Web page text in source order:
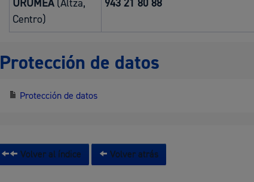
URUMEA(Altza,
Centro)
943 21 80 88
Protección de datos
Protección de datos
Volver al índice Volver atrás